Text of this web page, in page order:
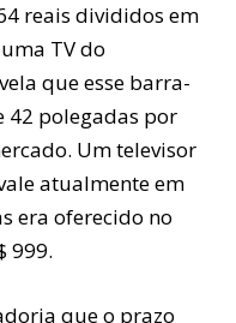
reais divididos em
TV do
que esse barra-
42 polegadas por
Um televisor
atualmente em
era oferecido no
999.
que o prazo